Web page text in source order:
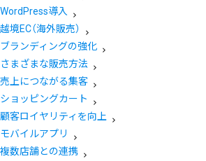
WordPress導入
越境EC（海外販売）
ブランディングの強化
さまざまな販売方法
売上につながる集客
ショッピングカート
顧客ロイヤリティを向上
モバイルアプリ
複数店舗との連携